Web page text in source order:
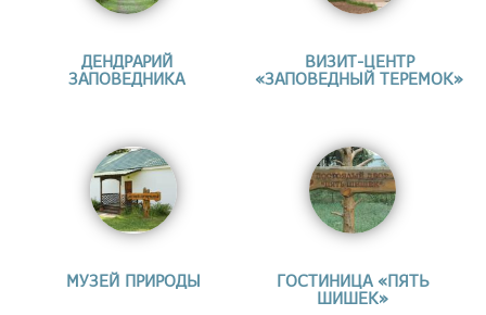
ДЕНДРАРИЙ
ЗАПОВЕДНИКА
ВИЗИТ-ЦЕНТР
«ЗАПОВЕДНЫЙ ТЕРЕМОК»
МУЗЕЙ ПРИРОДЫ
ГОСТИНИЦА «ПЯТЬ
ШИШЕК»